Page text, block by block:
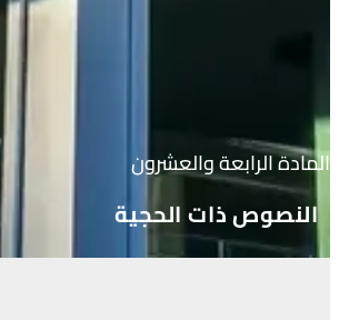
الرابعة والعشرون
ذات الحجية